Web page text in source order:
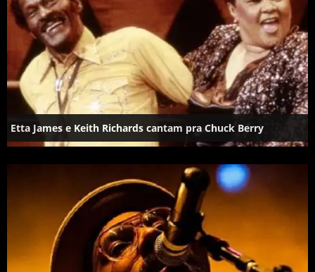
Etta James e Keith Richards cantam pra Chuck Berry